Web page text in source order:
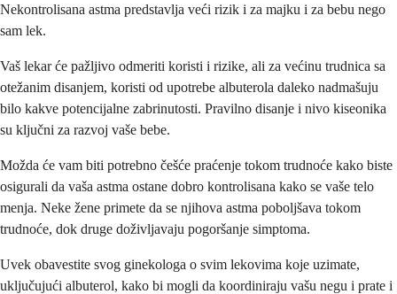
Nekontrolisana astma predstavlja veći rizik i za majku i za bebu nego
sam lek.
Vaš lekar će pažljivo odmeriti koristi i rizike, ali za većinu trudnica sa
otežanim disanjem, koristi od upotrebe albuterola daleko nadmašuju
bilo kakve potencijalne zabrinutosti. Pravilno disanje i nivo kiseonika
su ključni za razvoj vaše bebe.
Možda će vam biti potrebno češće praćenje tokom trudnoće kako biste
osigurali da vaša astma ostane dobro kontrolisana kako se vaše telo
menja. Neke žene primete da se njihova astma poboljšava tokom
trudnoće, dok druge doživljavaju pogoršanje simptoma.
Uvek obavestite svog ginekologa o svim lekovima koje uzimate,
uključujući albuterol, kako bi mogli da koordiniraju vašu negu i prate i